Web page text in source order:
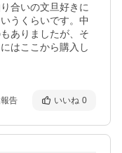
合いの文旦好きに
うくらいです。中
ありましたが、そ
はここから購入し
告 いいね 0